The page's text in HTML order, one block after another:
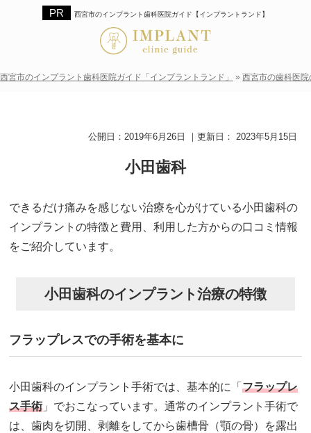
西宮市のインプラント歯科医院ガイド【インプラントランド】
西宮市のインプラント歯科医院ガイド「インプラントランド」 » 西宮市の歯科医
公開日： 2019年6月26日 ｜更新日： 2023年5月15日
小田歯科
できるだけ痛みを感じない治療を心がけている小田歯科の
インプラントの特徴と費用、利用した方からの口コミ情報
をご紹介しています。
小田歯科のインプラント治療の特徴
フラップレスでの手術を基本に
小田歯科のインプラント手術では、基本的に「フラップレ
ス手術 」でおこなっています。通常のインプラント手術で
は、歯肉を切開、剥離をしてから歯槽骨（顎の骨）を露出